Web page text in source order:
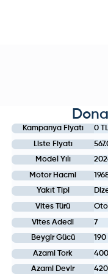
Kampanya Fiyatı
0
Liste Fiyatı
Model Yılı
Motor Hacmi
Yakıt Tipi
Vites Türü
Vites Adedi
7
Beygir Gücü
190
Azami Tork
Azami Devir